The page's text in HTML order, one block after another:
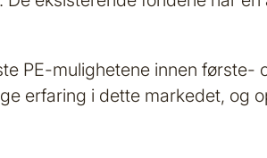
PE-mulighetene innen
erfaring i dette markedet, og